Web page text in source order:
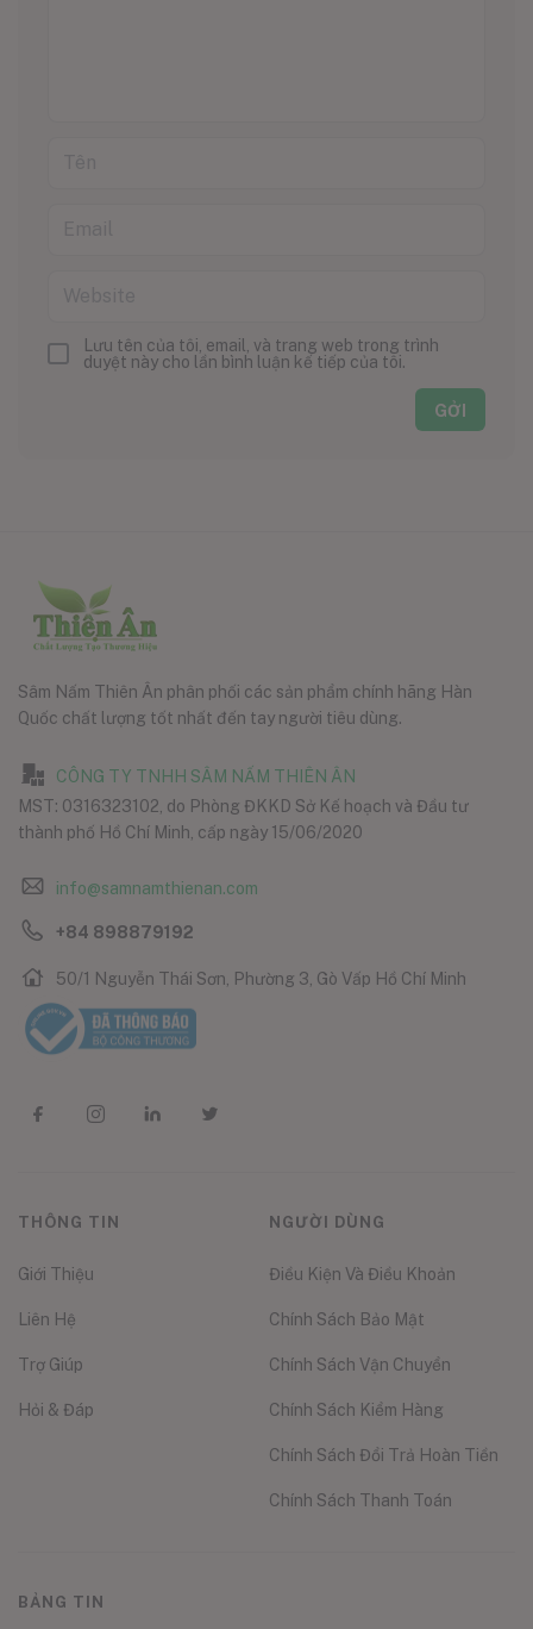
Lưu tên của tôi, email, và trang web trong trình
duyệt này cho lần bình luận kế tiếp của tôi.
Sâm Nấm Thiên Ân phân phối các sản phẩm chính hãng Hàn
Quốc chất lượng tốt nhất đến tay người tiêu dùng.
CÔNG TY TNHH SÂM NẤM THIÊN ÂN
MST: 0316323102, do Phòng ĐKKD Sở Kế hoạch và Đầu tư
thành phố Hồ Chí Minh, cấp ngày 15/06/2020
info@samnamthienan.com
+84 898879192
50/1 Nguyễn Thái Sơn, Phường 3, Gò Vấp Hồ Chí Minh
THÔNG TIN
Giới Thiệu
Liên Hệ
Trợ Giúp
Hỏi & Đáp
NGƯỜI DÙNG
Điều Kiện Và Điều Khoản
Chính Sách Bảo Mật
Chính Sách Vận Chuyển
Chính Sách Kiểm Hàng
Chính Sách Đổi Trả Hoàn Tiền
Chính Sách Thanh Toán
BẢNG TIN